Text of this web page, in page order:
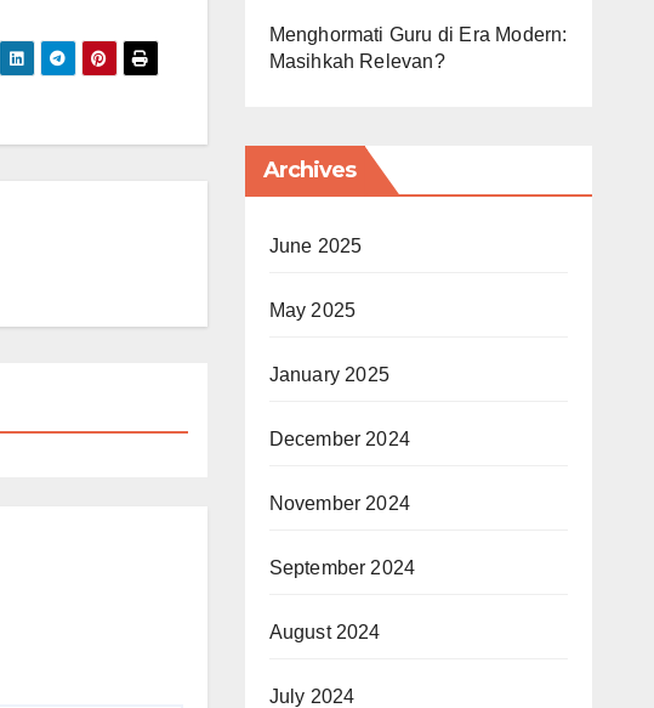
Menghormati Guru di Era Modern:
Masihkah Relevan?
Archives
June 2025
May 2025
January 2025
December 2024
November 2024
September 2024
August 2024
July 2024